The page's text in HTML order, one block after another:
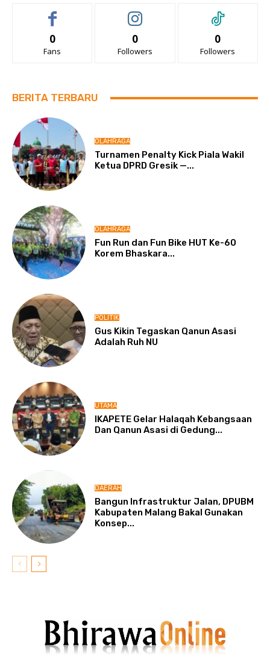
0
Fans
0
Followers
0
Followers
BERITA TERBARU
OLAHRAGA
Turnamen Penalty Kick Piala Wakil
Ketua DPRD Gresik —...
OLAHRAGA
Fun Run dan Fun Bike HUT Ke-60
Korem Bhaskara...
POLITIK
Gus Kikin Tegaskan Qanun Asasi
Adalah Ruh NU
UTAMA
IKAPETE Gelar Halaqah Kebangsaan
Dan Qanun Asasi di Gedung...
DAERAH
Bangun Infrastruktur Jalan, DPUBM
Kabupaten Malang Bakal Gunakan
Konsep...